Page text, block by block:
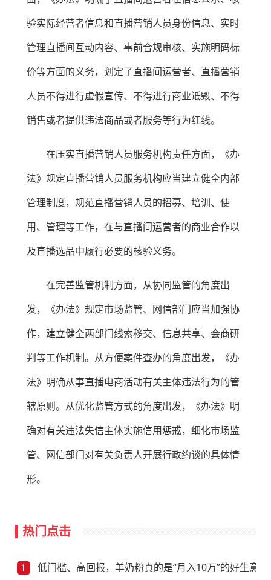
验实际经营者信息和直播营销人员身份信息、实时
管理直播间互动内容、事前合规审核、实施明码标
价等方面的义务，划定了直播间运营者、直播营销
人员不得进行虚假宣传、不得进行商业诋毁、不得
销售或者提供违法商品或者服务等行为红线。
在压实直播营销人员服务机构责任方面，《办
法》规定直播营销人员服务机构应当建立健全内部
管理制度，规范直播营销人员的招募、培训、使
用、管理等工作，在与直播间运营者的商业合作以
及直播选品中履行必要的核验义务。
在完善监管机制方面，从协同监管的角度出
发，《办法》规定市场监管、网信部门应当加强协
作，建立健全两部门线索移交、信息共享、会商研
判等工作机制。从方便案件查办的角度出发，《办
法》明确从事直播电商活动有关主体违法行为的管
辖原则。从优化监管方式的角度出发，《办法》明
确对有关违法失信主体实施信用惩戒，细化市场监
管、网信部门对有关负责人开展行政约谈的具体情
形。
热门点击
低门槛、高回报，羊奶粉真的是“月入10万”的好生意？